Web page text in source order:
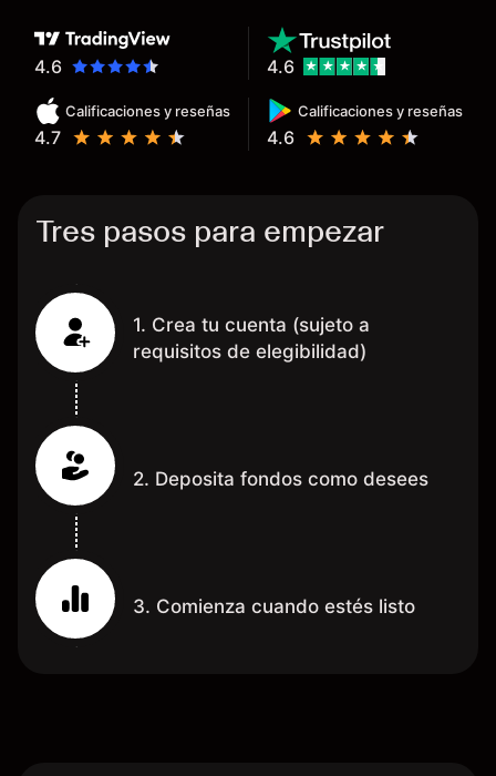
hecho de operar en un mercado
determinado, debido a los
Mientras más activo seas, más
dinero te reembolsa. Muchas
4.6
Calificaciones y reseñas
4.7
Calificaciones y reseñas
4.6
4.6
Tres pasos para empezar
1. Crea tu cuenta (sujeto a
requisitos de elegibilidad)
2. Deposita fondos como desees
3. Comienza cuando estés listo